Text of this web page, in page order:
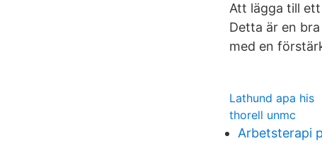
Att lägga till
Detta är en
med en
Lathund apa his
thorell unmc
Arbetsterapi